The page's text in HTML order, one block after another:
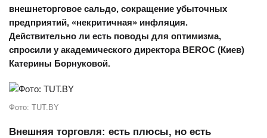
внешнеторговое сальдо, сокращение убыточных
предприятий, «некритичная» инфляция.
Действительно ли есть поводы для оптимизма,
спросили у академического директора BEROC (Киев)
Катерины Борнуковой.
Фото: TUT.BY
Внешняя торговля: есть плюсы, но есть